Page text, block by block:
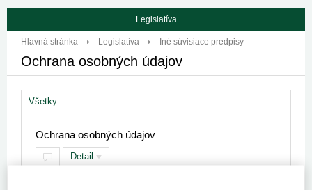
Legislatíva
Hlavná stránka Legislatíva Iné súvisiace predpisy
Ochrana osobných údajov
Všetky
Ochrana osobných údajov
Detail